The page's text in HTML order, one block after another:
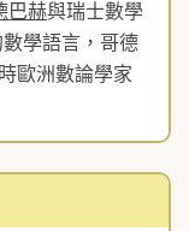
巴赫與瑞士數學
學語言，哥德
歐洲數論學家